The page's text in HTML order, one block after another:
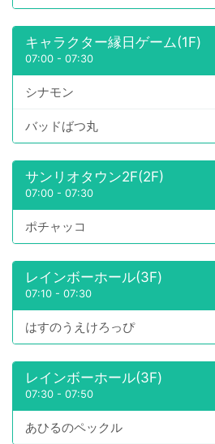
キャラクター縁日ゲーム(1F)
07:00 - 07:30
シナモン
バッドばつ丸
サンリオタウン2F(2F)
07:00 - 07:30
ポチャッコ
レインボーホール(3F)
07:10 - 07:30
はすのうえけろっぴ
レインボーホール(3F)
07:30 - 07:50
あひるのペックル